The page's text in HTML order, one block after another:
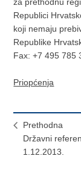
Republici
koji nemaju
Republike
Fax: +7 495 785
Priopćenja
Prethodna
Državni
1.12.2013.